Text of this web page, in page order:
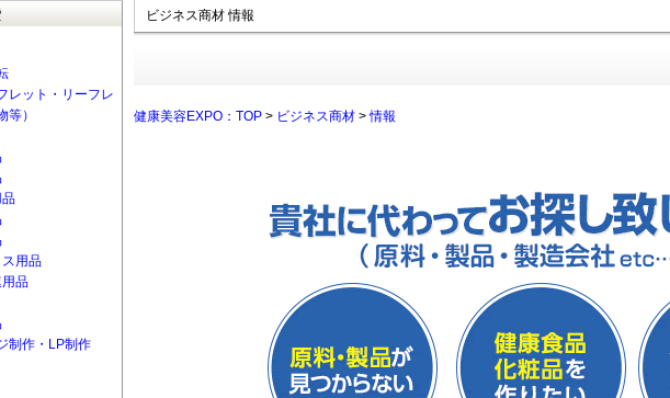
ビジネス商材 情報
健康美容EXPO：TOP > ビジネス商材 >情報
レット・リーフレ
等）
品
ス用品
品
制作・LP制作